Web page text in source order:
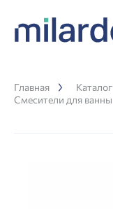
Главная Каталог
Смесители для ванны